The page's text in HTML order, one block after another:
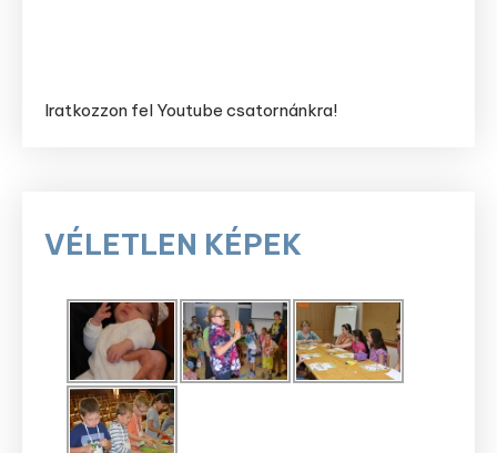
Iratkozzon fel Youtube csatornánkra!
VÉLETLEN KÉPEK